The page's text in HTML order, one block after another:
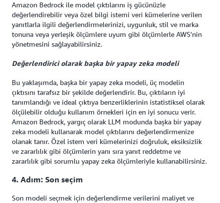
Amazon Bedrock ile model çıktılarını iş gücünüzle
değerlendirebilir veya özel bilgi istemi veri kümelerine verilen
yanıtlarla ilgili değerlendirmelerinizi, uygunluk, stil ve marka
tonuna veya yerleşik ölçümlere uyum gibi ölçümlerle AWS'nin
yönetmesini sağlayabilirsiniz.
Değerlendirici olarak başka bir yapay zeka modeli
Bu yaklaşımda, başka bir yapay zeka modeli, üç modelin
çıktısını tarafsız bir şekilde değerlendirir. Bu, çıktıların iyi
tanımlandığı ve ideal çıktıya benzerliklerinin istatistiksel olarak
ölçülebilir olduğu kullanım örnekleri için en iyi sonucu verir.
Amazon Bedrock, yargıç olarak LLM modunda başka bir yapay
zeka modeli kullanarak model çıktılarını değerlendirmenize
olanak tanır. Özel istem veri kümelerinizi doğruluk, eksiksizlik
ve zararlılık gibi ölçümlerin yanı sıra yanıt reddetme ve
zararlılık gibi sorumlu yapay zeka ölçümleriyle kullanabilirsiniz.
4. Adım: Son seçim
Son modeli seçmek için değerlendirme verilerini maliyet ve